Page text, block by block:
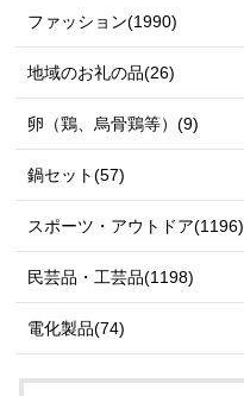
ファッション(1990)
地域のお礼の品(26)
卵（鶏、烏骨鶏等）(9)
鍋セット(57)
スポーツ・アウトドア(1196)
民芸品・工芸品(1198)
電化製品(74)